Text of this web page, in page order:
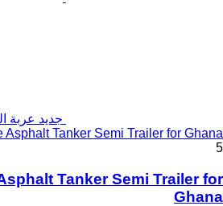
جديد عربة
Asphalt Tanker Semi Trailer for Ghana
5
Tanker Semi Trailer for
Ghana